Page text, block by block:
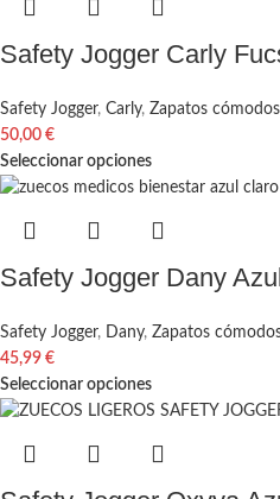
Safety Jogger Carly
Safety Jogger, Carly, Zapatos
50,00 €
Seleccionar opciones
Safety Jogger Dany
Safety Jogger, Dany, Zapatos
45,99 €
Seleccionar opciones